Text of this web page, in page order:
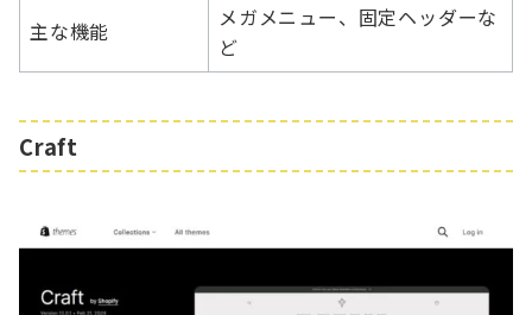
主な機能
メガメニュー、固定ヘッダーな
ど
Craft